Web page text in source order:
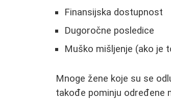
Finansijska dostupnost
Dugoročne posledice
Muško mišljenje (ako je
Mnoge žene koje su se
takođe pominju određene